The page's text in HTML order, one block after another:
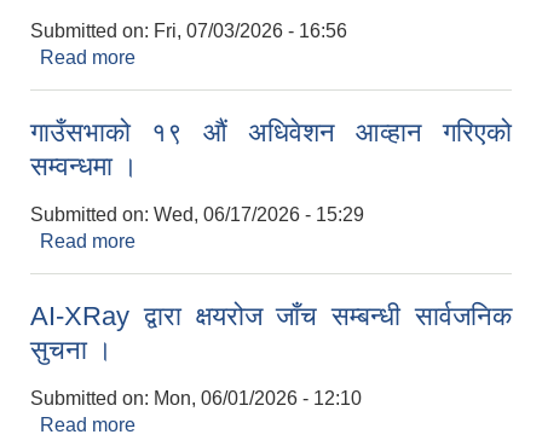
Submitted on: Fri, 07/03/2026 - 16:56
Read more
गाउँसभाको १९ औं अधिवेशन आव्हान गरिएको
सम्वन्धमा ।
Submitted on: Wed, 06/17/2026 - 15:29
Read more
AI-XRay द्वारा क्षयरोज जाँच सम्बन्धी सार्वजनिक
सुचना ।
Submitted on: Mon, 06/01/2026 - 12:10
Read more